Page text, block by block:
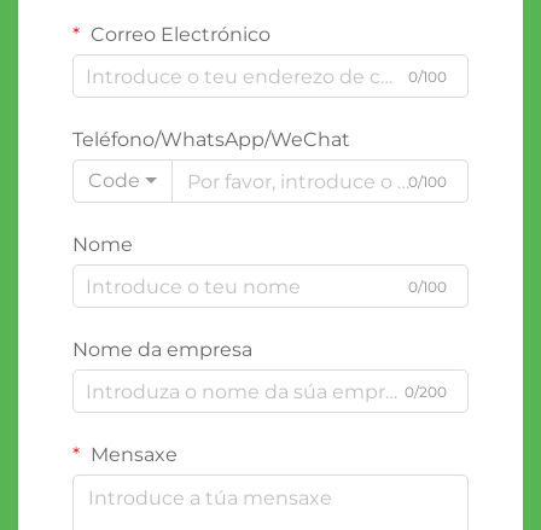
Correo Electrónico
0/100
Teléfono/WhatsApp/WeChat
Code
0/100
Nome
0/100
Nome da empresa
0/200
Mensaxe